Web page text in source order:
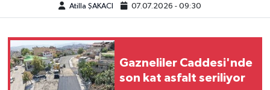
Atilla ŞAKACI 07.07.2026 - 09:30
Gazneliler Caddesi'nde
son kat asfalt seriliyor
Teknoloji
Yaşam